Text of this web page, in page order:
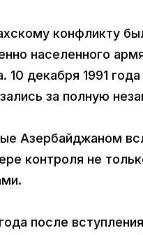
конфликту
населенного
10 декабря 1991
за полную
Азербайджаном
контроля не
после